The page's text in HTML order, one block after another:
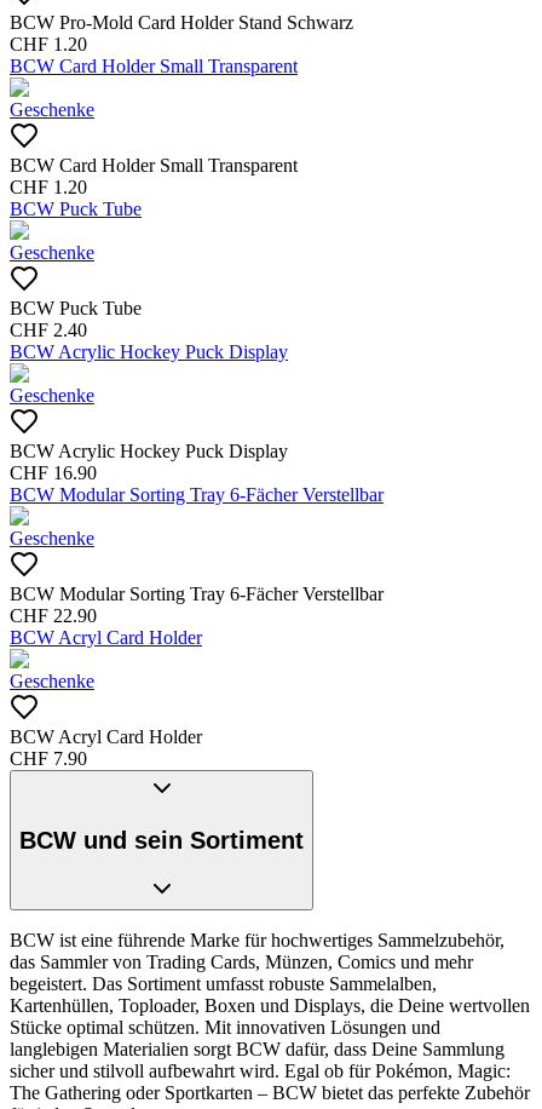
BCW Pro-Mold Card Holder Stand Schwarz
CHF 1.20
BCW Card Holder Small Transparent
Geschenke
BCW Card Holder Small Transparent
CHF 1.20
BCW Puck Tube
Geschenke
BCW Puck Tube
CHF 2.40
BCW Acrylic Hockey Puck Display
Geschenke
BCW Acrylic Hockey Puck Display
CHF 16.90
BCW Modular Sorting Tray 6-Fächer Verstellbar
Geschenke
BCW Modular Sorting Tray 6-Fächer Verstellbar
CHF 22.90
BCW Acryl Card Holder
Geschenke
BCW Acryl Card Holder
CHF 7.90
BCW und sein Sortiment
BCW ist eine führende Marke für hochwertiges Sammelzubehör,
das Sammler von Trading Cards, Münzen, Comics und mehr
begeistert. Das Sortiment umfasst robuste Sammelalben,
Kartenhüllen, Toploader, Boxen und Displays, die Deine wertvollen
Stücke optimal schützen. Mit innovativen Lösungen und
langlebigen Materialien sorgt BCW dafür, dass Deine Sammlung
sicher und stilvoll aufbewahrt wird. Egal ob für Pokémon, Magic:
The Gathering oder Sportkarten – BCW bietet das perfekte Zubehör